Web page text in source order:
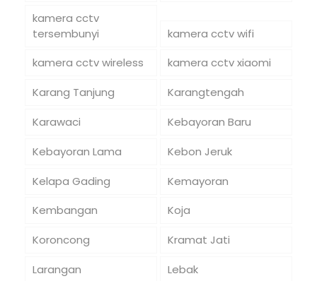
kamera cctv
tersembunyi
kamera cctv wifi
kamera cctv wireless
kamera cctv xiaomi
Karang Tanjung
Karangtengah
Karawaci
Kebayoran Baru
Kebayoran Lama
Kebon Jeruk
Kelapa Gading
Kemayoran
Kembangan
Koja
Koroncong
Kramat Jati
Larangan
Lebak